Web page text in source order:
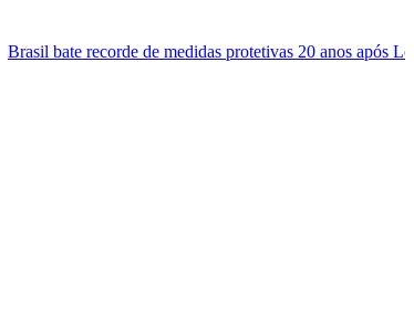
de medidas protetivas 20 anos após Lei Maria da